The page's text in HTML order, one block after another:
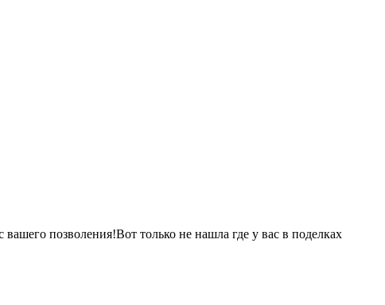
позволения!Вот только не нашла где у вас в поделках